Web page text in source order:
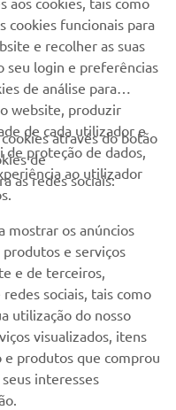
eventos especiais,
cookies funcionais para
e recolher as suas
login e preferências
de análise para
website, produzir
de cada utilizador e
de proteção de dados,
ao utilizador
através do botão
de
as redes sociais:
e serviços
e de terceiros,
sociais, tais como
utilização do nosso
visualizados, itens
produtos que comprou
interesses